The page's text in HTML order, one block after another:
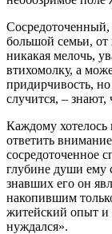
большой семьи, от
никакая мелочь,
втихомолку, а
придирчивость,
случится, – знают,
Каждому хотелось
ответить
сосредоточенное
глубине души ему
знавших его он
накопившим
житейский опыт и
нуждался».